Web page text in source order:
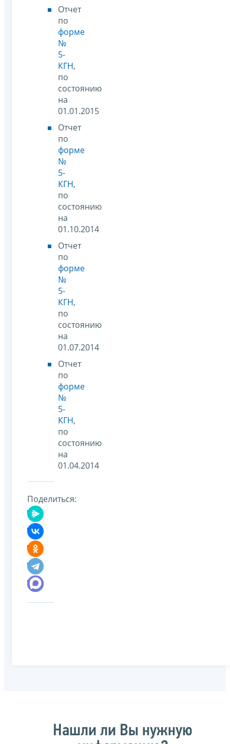
Отчет
по
форме
№
5-
КГН,
по
состоянию
на
01.01.2015
Отчет
по
форме
№
5-
КГН,
по
состоянию
на
01.10.2014
Отчет
по
форме
№
5-
КГН,
по
состоянию
на
01.07.2014
Отчет
по
форме
№
5-
КГН,
по
состоянию
на
01.04.2014
Поделиться:
Нашли ли Вы нужную